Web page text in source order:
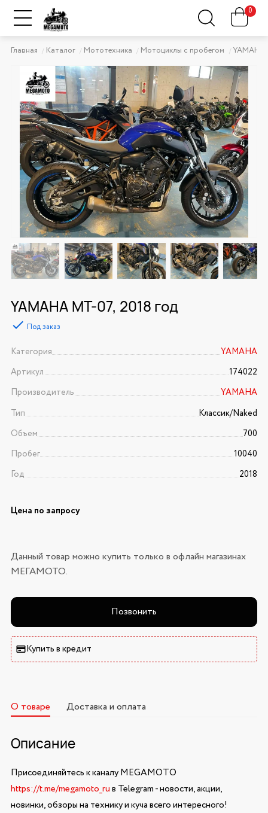
0
Главная Каталог Мототехника Мотоциклы с пробегом YAMAHA
YAMAHA MT-07, 2018 год
Под заказ
Категория
YAMAHA
Артикул
174022
Производитель
YAMAHA
Тип
Классик/Naked
Объем
700
Пробег
10040
Год
2018
Цена по запросу
Данный товар можно купить только в офлайн магазинах
МЕГАМОТО.
Позвонить
Купить в кредит
О товаре Доставка и оплата
Описание
Присоединяйтесь к каналу MEGAMOTO
https://t.me/megamoto_ruв Telegram - новости, акции,
новинки, обзоры на технику и куча всего интересного!